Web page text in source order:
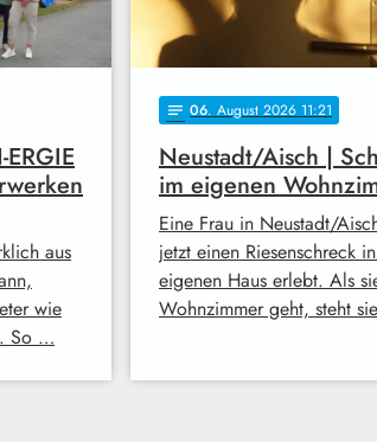
aus
wie
So …
notes 06. August 2026 11:21
Neustadt/Aisch |
im eigenen
Eine Frau in Neustadt/
jetzt einen Riesenschreck
eigenen Haus erlebt. Als
Wohnzimmer geht, steht